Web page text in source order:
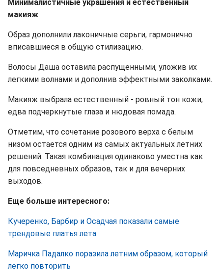
Минималистичные украшения и естественный
макияж
Образ дополнили лаконичные серьги, гармонично
вписавшиеся в общую стилизацию.
Волосы Даша оставила распущенными, уложив их
легкими волнами и дополнив эффектными заколками.
Макияж выбрала естественный - ровный тон кожи,
едва подчеркнутые глаза и нюдовая помада.
Отметим, что сочетание розового верха с белым
низом остается одним из самых актуальных летних
решений. Такая комбинация одинаково уместна как
для повседневных образов, так и для вечерних
выходов.
Еще больше интересного:
Кучеренко, Барбир и Осадчая показали самые
трендовые платья лета
Маричка Падалко поразила летним образом, который
легко повторить